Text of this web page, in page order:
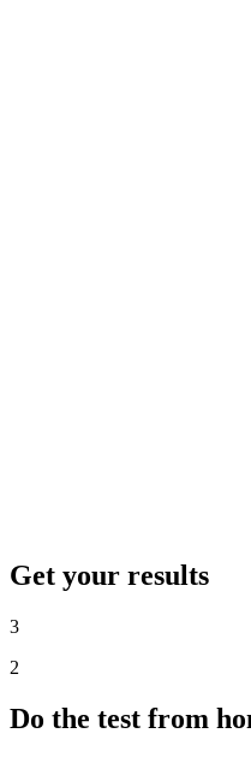
Get your results
3
2
Do the test from